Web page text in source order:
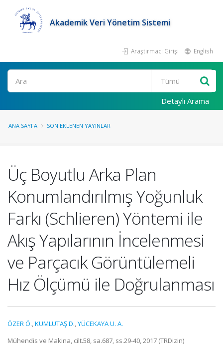
Akademik Veri Yönetim Sistemi
Araştırmacı Girişi English
Ara
Detaylı Arama
ANA SAYFA SON EKLENEN YAYINLAR
Üç Boyutlu Arka Plan
Konumlandırılmış Yoğunluk
Farkı (Schlieren) Yöntemi ile
Akış Yapılarının İncelenmesi
ve Parçacık Görüntülemeli
Hız Ölçümü ile Doğrulanması
ÖZER Ö.,KUMLUTAŞ D.,YÜCEKAYA U. A.
Mühendis ve Makina, cilt.58, sa.687, ss.29-40, 2017 (TRDizin)